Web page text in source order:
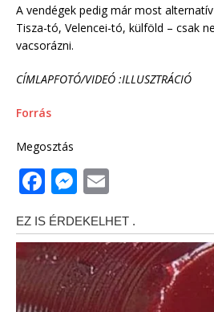
A vendégek pedig már most
Tisza-tó, Velencei-tó, külföld – csak
vacsorázni.
CÍMLAPFOTÓ/VIDEÓ :ILLUSZTRÁCIÓ
Forrás
Megosztás
F
a
c
e
b
M
ss
e
n
ai
l